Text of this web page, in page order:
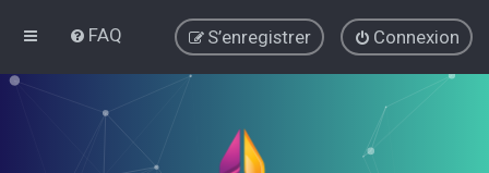
FAQ Connexion
S’enregistrer